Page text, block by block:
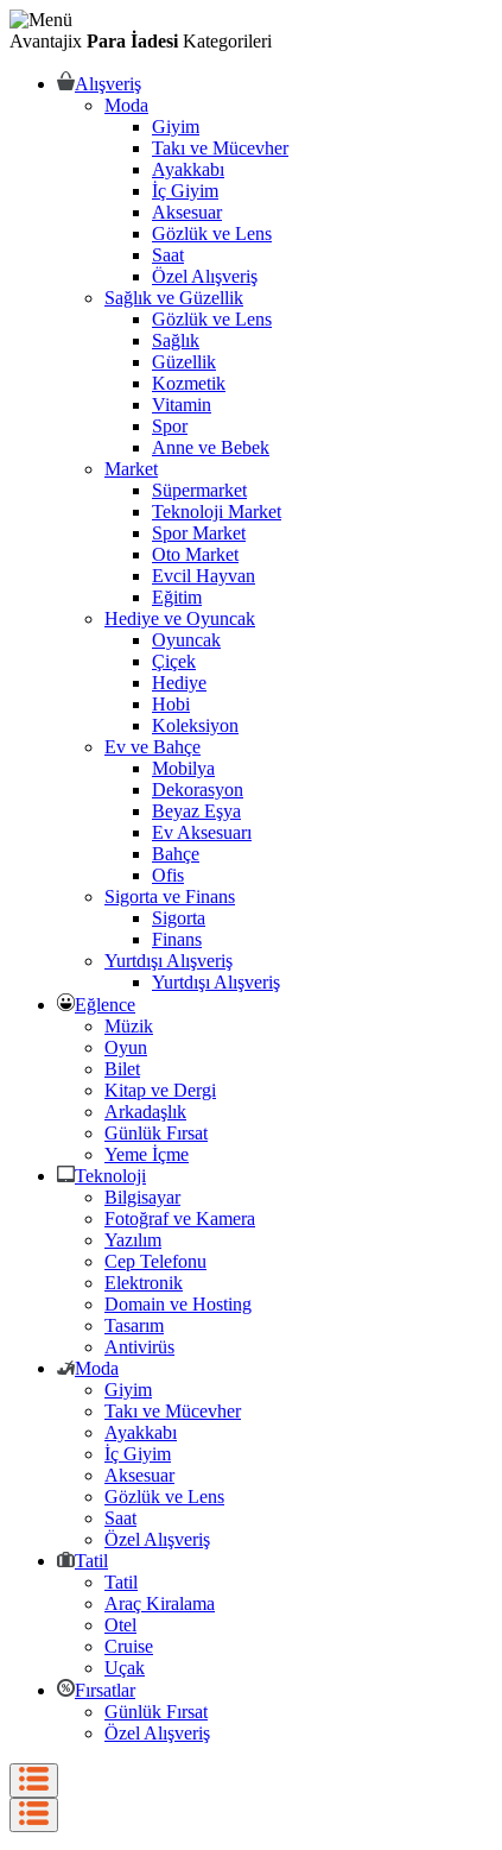
Avantajix Para İadesi Kategorileri
Alışveriş
Moda
Giyim
Takı ve Mücevher
Ayakkabı
İç Giyim
Aksesuar
Gözlük ve Lens
Saat
Özel Alışveriş
Sağlık ve Güzellik
Gözlük ve Lens
Sağlık
Güzellik
Kozmetik
Vitamin
Spor
Anne ve Bebek
Market
Süpermarket
Teknoloji Market
Spor Market
Oto Market
Evcil Hayvan
Eğitim
Hediye ve Oyuncak
Oyuncak
Çiçek
Hediye
Hobi
Koleksiyon
Ev ve Bahçe
Mobilya
Dekorasyon
Beyaz Eşya
Ev Aksesuarı
Bahçe
Ofis
Sigorta ve Finans
Sigorta
Finans
Yurtdışı Alışveriş
Yurtdışı Alışveriş
Eğlence
Müzik
Oyun
Bilet
Kitap ve Dergi
Arkadaşlık
Günlük Fırsat
Yeme İçme
Teknoloji
Bilgisayar
Fotoğraf ve Kamera
Yazılım
Cep Telefonu
Elektronik
Domain ve Hosting
Tasarım
Antivirüs
Moda
Giyim
Takı ve Mücevher
Ayakkabı
İç Giyim
Aksesuar
Gözlük ve Lens
Saat
Özel Alışveriş
Tatil
Tatil
Araç Kiralama
Otel
Cruise
Uçak
Fırsatlar
Günlük Fırsat
Özel Alışveriş